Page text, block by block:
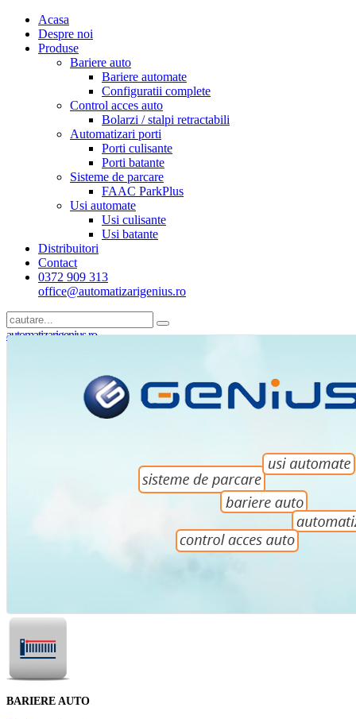
Acasa
Despre noi
Produse
Bariere auto
Bariere automate
Configuratii complete
Control acces auto
Bolarzi / stalpi retractabili
Automatizari porti
Porti culisante
Porti batante
Sisteme de parcare
FAAC ParkPlus
Usi automate
Usi culisante
Usi batante
Distribuitori
Contact
0372 909 313
office@automatizarigenius.ro
automatizarigenius.ro
BARIERE AUTO